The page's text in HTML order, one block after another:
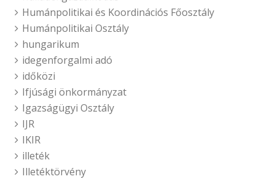
Humánpolitikai és Koordinációs Főosztály
Humánpolitikai Osztály
hungarikum
idegenforgalmi adó
időközi
Ifjúsági önkormányzat
Igazságügyi Osztály
IJR
IKIR
illeték
Illetéktörvény